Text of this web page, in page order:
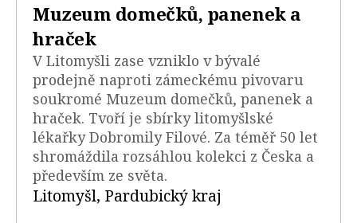
Muzeum domečků, panenek a
hraček
V Litomyšli zase vzniklo v bývalé
prodejně naproti zámeckému pivovaru
soukromé Muzeum domečků, panenek a
hraček. Tvoří je sbírky litomyšlské
lékařky Dobromily Filové. Za téměř 50 let
shromáždila rozsáhlou kolekci z Česka a
především ze světa.
Litomyšl, Pardubický kraj